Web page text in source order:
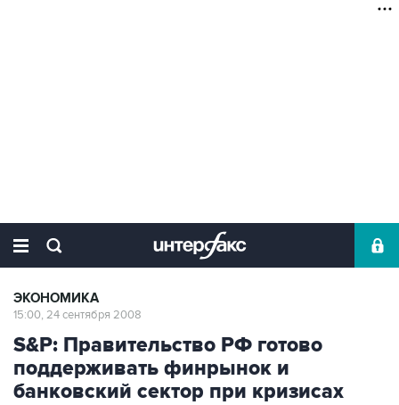
ЭКОНОМИКА
15:00, 24 сентября 2008
S&P: Правительство РФ готово
поддерживать финрынок и
банковский сектор при кризисах